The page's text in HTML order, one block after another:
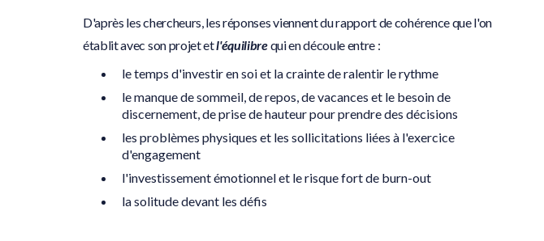
D'après les chercheurs, les réponses viennent du rapport de cohérence que l'on
établit avec son projet etl'équilibrequi en découle entre :
le temps d'investir en soi et la crainte de ralentir le rythme
le manque de sommeil, de repos, de vacances et le besoin de
discernement, de prise de hauteur pour prendre des décisions
les problèmes physiques et les sollicitations liées à l'exercice
d'engagement
l'investissement émotionnel et le risque fort de burn-out
la solitude devant les défis